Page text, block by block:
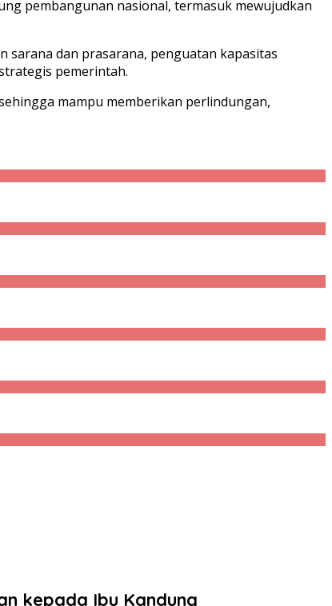
pembangunan nasional, termasuk mewujudkan
dan prasarana, penguatan kapasitas
pemerintah.
mampu memberikan perlindungan,
kepada Ibu Kandung